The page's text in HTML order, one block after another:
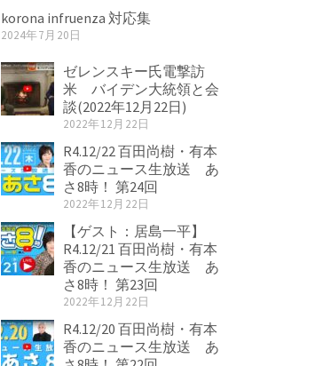
korona infruenza 対応集
2024年7月20日
ゼレンスキー氏電撃訪
米 バイデン大統領と会
談(2022年12月22日)
2022年12月22日
R4.12/22 百田尚樹・有本
香のニュース生放送 あ
さ8時！ 第24回
2022年12月22日
【ゲスト：居島一平】
R4.12/21 百田尚樹・有本
香のニュース生放送 あ
さ8時！ 第23回
2022年12月22日
R4.12/20 百田尚樹・有本
香のニュース生放送 あ